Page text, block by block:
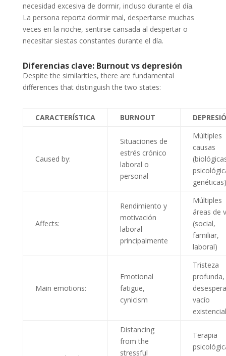
necesidad excesiva de dormir, incluso durante el día.
La persona reporta dormir mal, despertarse muchas
veces en la noche, sentirse cansada al despertar o
necesitar siestas constantes durante el día.
Diferencias clave: Burnout vs depresión
Despite the similarities, there are fundamental
differences that distinguish the two states:
CARACTERÍSTICA BURNOUT
Caused by:
Situaciones de
estrés crónico
laboral o
personal
Múltiples
causas
genéticas)
Affects:
Rendimiento y
motivación
laboral
principalmente
Múltiples
áreas de
(social,
familiar,
laboral)
Main emotions:
Emotional
fatigue,
cynicism
Tristeza
profunda,
vacío
existencial
Distancing
from the
stressful
Terapia